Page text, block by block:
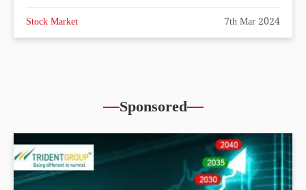
Stock Market 7th Mar 2024
Sponsored